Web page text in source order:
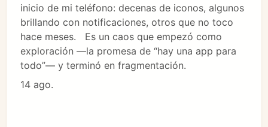
inicio de mi teléfono: decenas de iconos, algunos
brillando con notificaciones, otros que no toco
hace meses. Es un caos que empezó como
exploración —la promesa de “hay una app para
todo”— y terminó en fragmentación.
14 ago.